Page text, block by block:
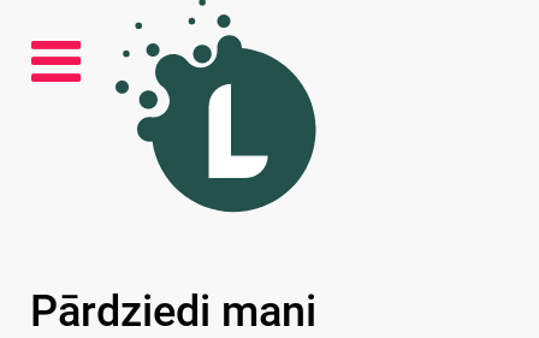
Pārdziedi mani